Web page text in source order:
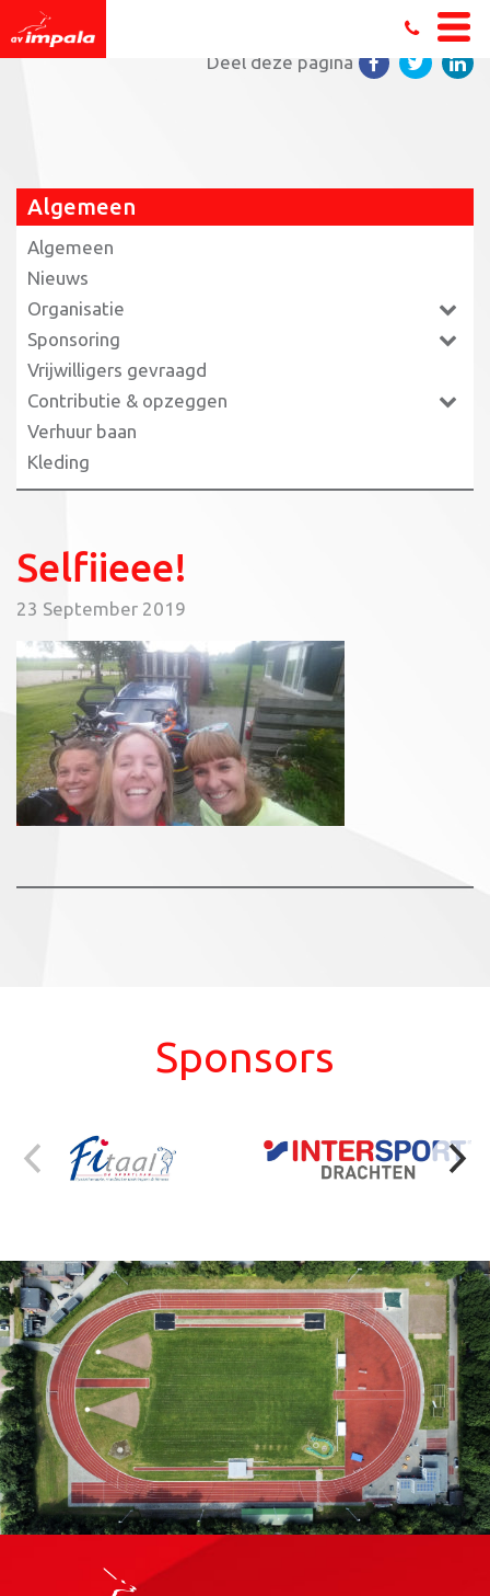
Home»In beeld: het triathlonseizoen
Selfiieee!
Deel deze pagina
Algemeen
Algemeen
Nieuws
Organisatie
Sponsoring
Vrijwilligers gevraagd
Contributie & opzeggen
Verhuur baan
Kleding
Selfiieee!
23 September 2019
Sponsors